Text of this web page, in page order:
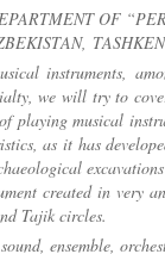
OF
instruments,
we will try to
playing musical
as it has
created in very
Tajik circles.
ensemble,